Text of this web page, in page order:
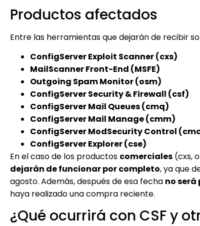
Productos afectados
Entre las herramientas que dejarán de recibir
ConfigServer Exploit Scanner (cxs)
MailScanner Front-End (MSFE)
Outgoing Spam Monitor (osm)
ConfigServer Security & Firewall (csf)
ConfigServer Mail Queues (cmq)
ConfigServer Mail Manage (cmm)
ConfigServer ModSecurity Control
ConfigServer Explorer (cse)
En el caso de los productos comerciales (cxs,
dejarán de funcionar por completo, ya que
agosto. Además, después de esa fecha no
haya realizado una compra reciente.
¿Qué ocurrirá con CSF y